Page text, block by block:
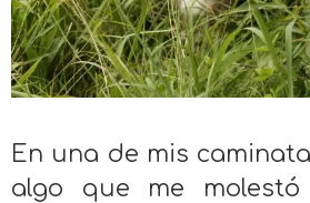
En una de mis
algo que me molestó